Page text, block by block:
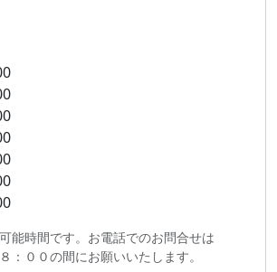
能時間です。お電話でのお問合せは
：００の間にお願いいたします。